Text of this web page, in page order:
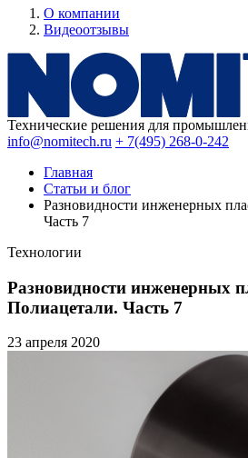
О компании
Видеоотзывы
Технические решения для
info@nomitech.ru + 7(495) 268-0-242
Главная
Статьи и блог
Разновидности инженерных
Часть 7
Технологии
Разновидности инженерных
Полиацетали. Часть 7
23 апреля 2020